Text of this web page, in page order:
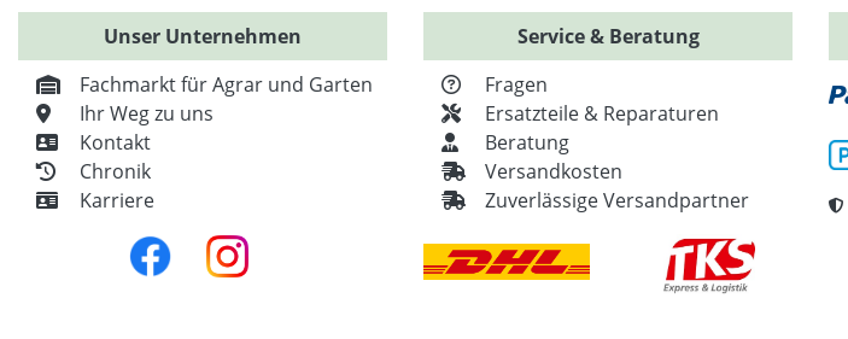
Unser Unternehmen
Fachmarkt für Agrar und Garten
Ihr Weg zu uns
Kontakt
Chronik
Karriere
Service & Beratung
Fragen
Ersatzteile & Reparaturen
Beratung
Versandkosten
Zuverlässige Versandpartner